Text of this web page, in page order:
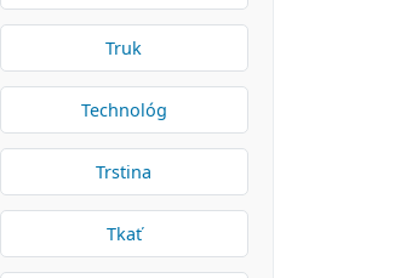
Truk
Technológ
Trstina
Tkať